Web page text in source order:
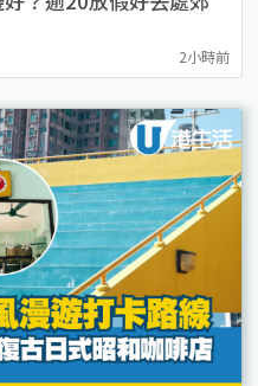
2小時前